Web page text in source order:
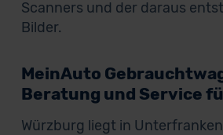
Scanners und der daraus
Bilder.
MeinAuto
Beratung und Service
Würzburg liegt in